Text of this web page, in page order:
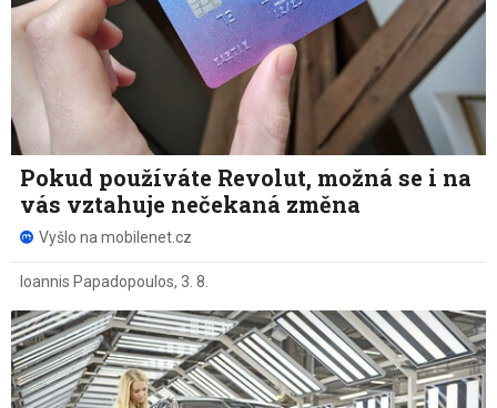
Pokud používáte Revolut, možná se i na
vás vztahuje nečekaná změna
Vyšlo na mobilenet.cz
Ioannis Papadopoulos, 3. 8.